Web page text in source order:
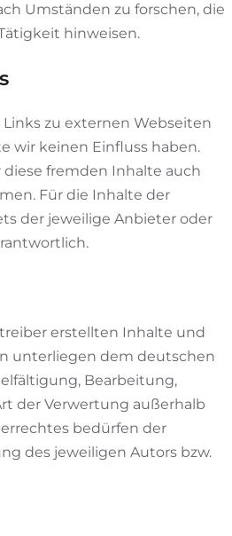
Umständen zu forschen, die
hinweisen.
zu externen Webseiten
wir keinen Einfluss haben.
fremden Inhalte auch
Für die Inhalte der
der jeweilige Anbieter oder
erstellten Inhalte und
unterliegen dem deutschen
Bearbeitung,
der Verwertung außerhalb
bedürfen der
des jeweiligen Autors bzw.